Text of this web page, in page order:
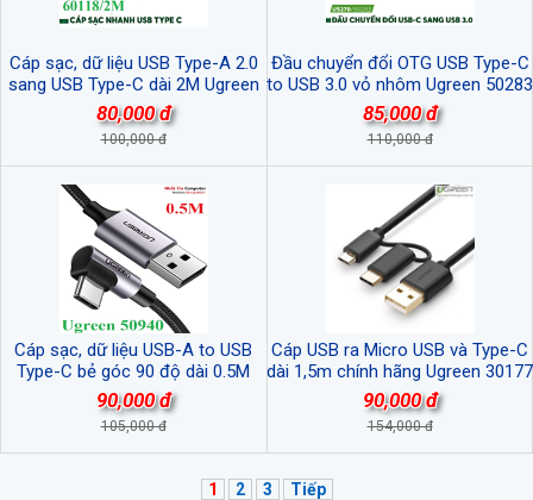
Cáp sạc, dữ liệu USB Type-A 2.0
sang USB Type-C dài 2M Ugreen
60118 cao cấp
80,000 đ
100,000 đ
Đầu chuyển đổi OTG USB Type-C
to USB 3.0 vỏ nhôm Ugreen 50283
cao cấp
85,000 đ
110,000 đ
Cáp sạc, dữ liệu USB-A to USB
Type-C bẻ góc 90 độ dài 0.5M
Ugreen 50940 cao cấp
90,000 đ
105,000 đ
Cáp USB ra Micro USB và Type-C
dài 1,5m chính hãng Ugreen 30177
90,000 đ
154,000 đ
1 2 3 Tiếp